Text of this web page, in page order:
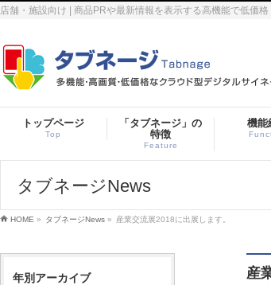
店舗・施設向け | 商品PRや最新情報を表示する高機能で低価格
トップページ
Top
「タブネージ」の
特徴
Feature
機能
タブネージNews
HOME » タブネージNews » 産業交流展2018に出展します。
産
年別アーカイブ